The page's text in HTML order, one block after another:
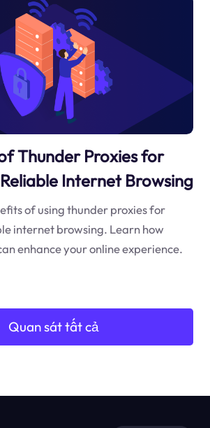
Thunder Proxies for
Internet Browsing
of using thunder proxies for
internet browsing. Learn how
enhance your online experience.
Quan sát tất cả